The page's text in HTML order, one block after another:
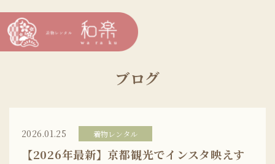
ブログ
2026.01.25 着物レンタル
【2026年最新】京都観光でインスタ映えす